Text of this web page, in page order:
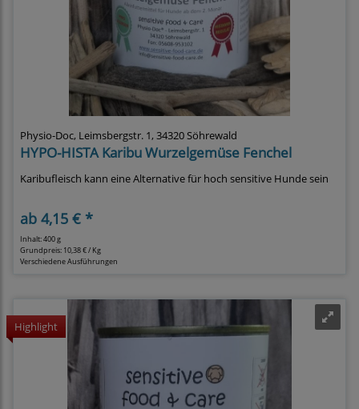
Physio-Doc, Leimsbergstr. 1, 34320 Söhrewald
HYPO-HISTA Karibu Wurzelgemüse Fenchel
Karibufleisch kann eine Alternative für hoch sensitive Hunde sein
ab 4,15 € *
Inhalt: 400 g
Grundpreis: 10,38 € / Kg
Verschiedene Ausführungen
Highlight